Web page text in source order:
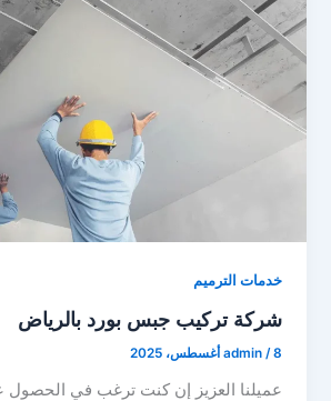
خدمات الترميم
شركة تركيب جبس بورد بالرياض
admin /8 أغسطس، 2025
عميلنا العزيز إن كنت ترغب في